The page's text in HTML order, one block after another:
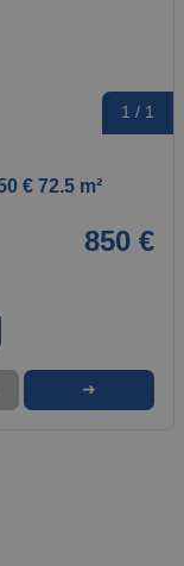
1 / 1
€ 72.5 m²
850 €
➜